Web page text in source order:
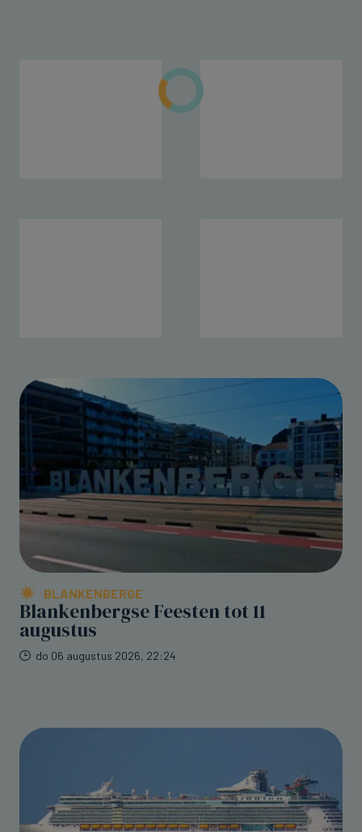
BLANKENBERGE
Blankenbergse Feesten tot 11
augustus
do 06 augustus 2026, 22:24